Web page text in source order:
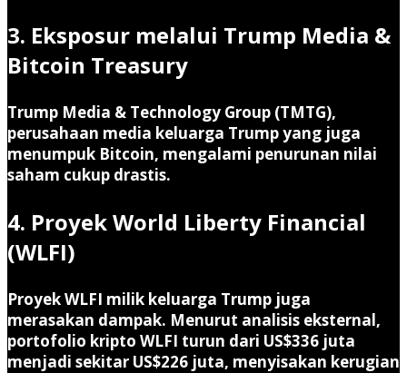
3. Eksposur melalui Trump Media &
Bitcoin Treasury
Trump Media & Technology Group (TMTG),
perusahaan media keluarga Trump yang juga
menumpuk Bitcoin, mengalami penurunan nilai
saham cukup drastis.
4. Proyek World Liberty Financial
(WLFI)
Proyek WLFI milik keluarga Trump juga
merasakan dampak. Menurut analisis eksternal,
portofolio kripto WLFI turun dari US$336 juta
menjadi sekitar US$226 juta, menyisakan kerugian